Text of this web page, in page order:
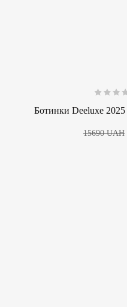
Ботинки Deeluxe
15690UAH